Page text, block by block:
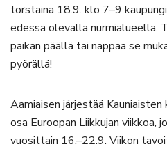
torstaina 18.9. klo 7–9
edessä olevalla nurmialueella.
paikan päällä tai nappaa se
pyörällä!
Aamiaisen järjestää Kauniaisten
osa Euroopan Liikkujan viikkoa,
vuosittain 16.–22.9. Viikon